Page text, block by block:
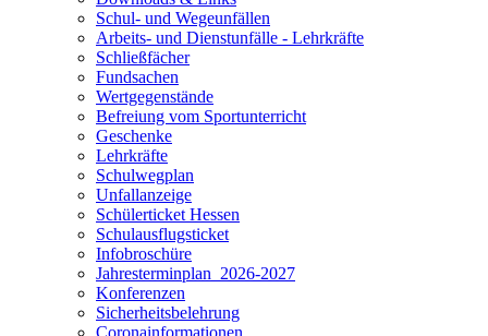
Schul- und Wegeunfällen
Arbeits- und Dienstunfälle - Lehrkräfte
Schließfächer
Fundsachen
Wertgegenstände
Befreiung vom Sportunterricht
Geschenke
Lehrkräfte
Schulwegplan
Unfallanzeige
Schülerticket Hessen
Schulausflugsticket
Infobroschüre
Jahresterminplan_2026-2027
Konferenzen
Sicherheitsbelehrung
Coronainformationen